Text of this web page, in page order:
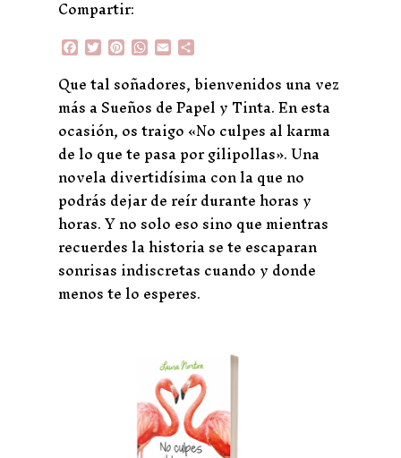
Compartir:
F
a
c
e
b
o
o
k
T
w
i
t
t
e
r
P
n
t
e
r
e
s
t
W
h
a
t
sA
p
p
E
m
a
i
l
m
p
a
r
t
i
r
Que tal soñadores, bienvenidos una vez
más a Sueños de Papel y Tinta. En esta
ocasión, os traigo «No culpes al karma
de lo que te pasa por gilipollas». Una
novela divertidísima con la que no
podrás dejar de reír durante horas y
horas. Y no solo eso sino que mientras
recuerdes la historia se te escaparan
sonrisas indiscretas cuando y donde
menos te lo esperes.